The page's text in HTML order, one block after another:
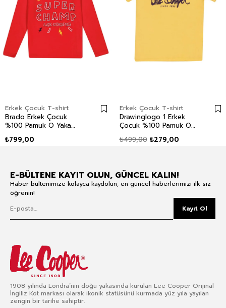
Erkek Çocuk T-shirt
Brado Erkek Çocuk
%100 Pamuk O Yaka
₺799,00
Erkek Çocuk T-shirt
Drawinglogo 1 Erkek
Çocuk %100 Pamuk O
₺279,00
₺499,00
E-BÜLTENE KAYIT OLUN, GÜNCEL KALIN!
Haber bültenimize kolayca kaydolun, en güncel haberlerimizi ilk siz
öğrenin!
Kayıt Ol
1908 yılında Londra’nın doğu yakasında kurulan Lee Cooper Orijinal
İngiliz Kot markası olarak ikonik statüsünü kurmada yüz yıla yayılan
zengin bir tarihe sahiptir.